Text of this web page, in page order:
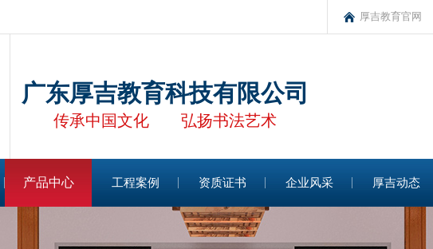
厚吉教育官网
广东厚吉教育科技有限公司
传承中国文化 弘扬书法艺术
产品中心 工程案例 资质证书 企业风采 厚吉动态